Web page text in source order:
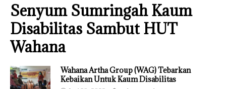
Senyum Sumringah Kaum
Disabilitas Sambut HUT
Wahana
Wahana Artha Group (WAG) Tebarkan
Kebaikan Untuk Kaum Disabilitas